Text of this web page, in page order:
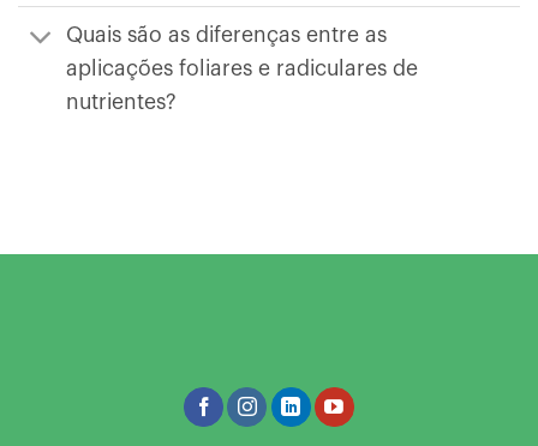
Quais são as diferenças entre as
aplicações foliares e radiculares de
nutrientes?